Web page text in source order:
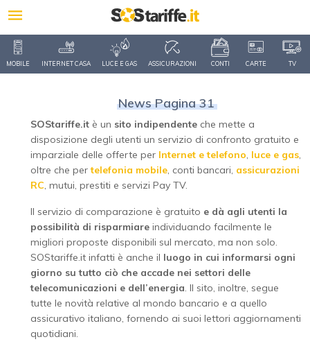
MOBILE INTERNET CASA LUCE E GAS ASSICURAZIONI CONTI CARTE TV
News Pagina 31
SOStariffe.it è un sito indipendente che mette a
disposizione degli utenti un servizio di confronto gratuito e
imparziale delle offerte per Internet e telefono, luce e gas,
oltre che pertelefonia mobile, conti bancari, assicurazioni
RC, mutui, prestiti e servizi Pay TV.
Il servizio di comparazione è gratuito e dà agli utenti la
possibilità di risparmiare individuando facilmente le
migliori proposte disponibili sul mercato, ma non solo.
SOStariffe.it infatti è anche il luogo in cui informarsi ogni
giorno su tutto ciò che accade nei settori delle
telecomunicazioni e dell’energia. Il sito, inoltre, segue
tutte le novità relative al mondo bancario e a quello
assicurativo italiano, fornendo ai suoi lettori aggiornamenti
quotidiani.